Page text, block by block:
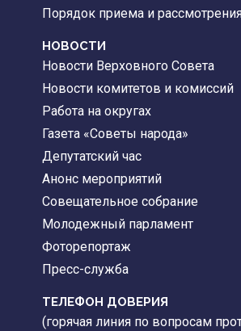
Порядок приема и
НОВОСТИ
Новости Верховного Совета
Новости комитетов и комиссий
Работа на округах
Газета «Советы народа»
Депутатский час
Анонс мероприятий
Совещательное собрание
Молодежный парламент
Фоторепортаж
Пресс-служба
ТЕЛЕФОН ДОВЕРИЯ
(горячая линия по вопросам